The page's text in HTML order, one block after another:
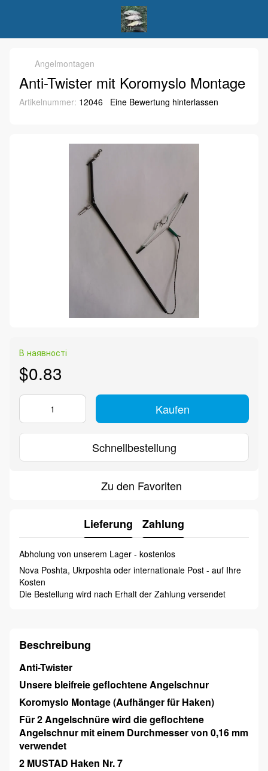
Angelmontagen
Anti-Twister mit Koromyslo Montage
Artikelnummer: 12046 Eine Bewertung hinterlassen
В наявності
$0.83
Kaufen
Schnellbestellung
Zu den Favoriten
Lieferung Zahlung
Abholung von unserem Lager - kostenlos
Nova Poshta, Ukrposhta oder internationale Post - auf Ihre
Kosten
Die Bestellung wird nach Erhalt der Zahlung versendet
Beschreibung
Anti-Twister
Unsere bleifreie geflochtene Angelschnur
Koromyslo Montage (Aufhänger für Haken)
Für 2 Angelschnüre wird die geflochtene
Angelschnur mit einem Durchmesser von 0,16 mm
verwendet
2 MUSTAD Haken Nr. 7